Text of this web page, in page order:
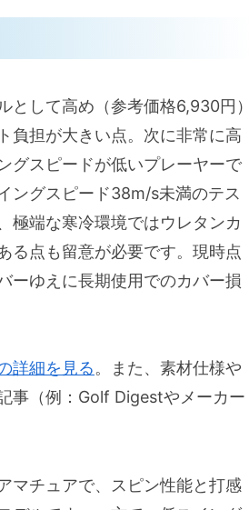
として高め（参考価格6,930円）
負担が大きい点。次に非常に高
グスピードが低いプレーヤーで
ングスピード38m/s未満のテス
極端な寒冷環境ではウレタンカ
る点も留意が必要です。現時点
ーゆえに長期使用でのカバー損
詳細を見る。また、素材仕様や
事（例：Golf Digestやメーカー
マチュアで、スピン性能と打感